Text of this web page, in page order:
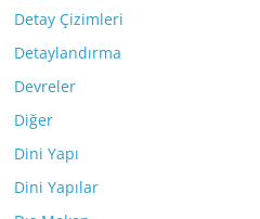
Detay Çizimleri
Detaylandırma
Devreler
Diğer
Dini Yapı
Dini Yapılar